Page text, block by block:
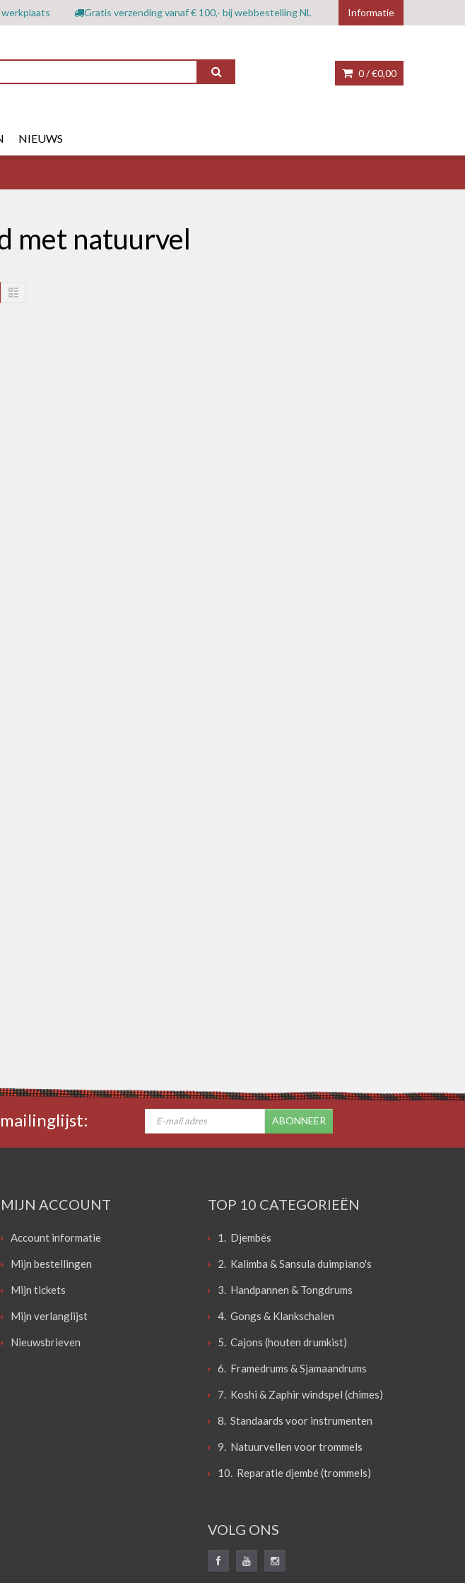
Gratis verzending vanaf € 100,- bij webbestelling NL Informatie
0 /€0,00
NIEUWS
met natuurvel
ABONNEER
MIJN ACCOUNT
Account informatie
Mijn bestellingen
Mijn tickets
Mijn verlanglijst
Nieuwsbrieven
TOP 10 CATEGORIEËN
1. Djembés
2. Kalimba & Sansula duimpiano's
3. Handpannen & Tongdrums
4. Gongs & Klankschalen
5. Cajons (houten drumkist)
6. Framedrums & Sjamaandrums
7. Koshi & Zaphir windspel (chimes)
8. Standaards voor instrumenten
9. Natuurvellen voor trommels
10. Reparatie djembé (trommels)
VOLG ONS